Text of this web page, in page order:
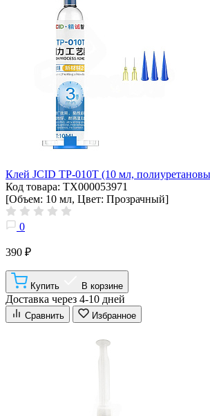
Клей JCID TP-010T (10 мл,
Код товара: ТХ000053971
[Объем: 10 мл, Цвет: Прозрачный]
0
390 ₽
Купить В корзине
Доставка через 4-10 дней
Сравнить Избранное